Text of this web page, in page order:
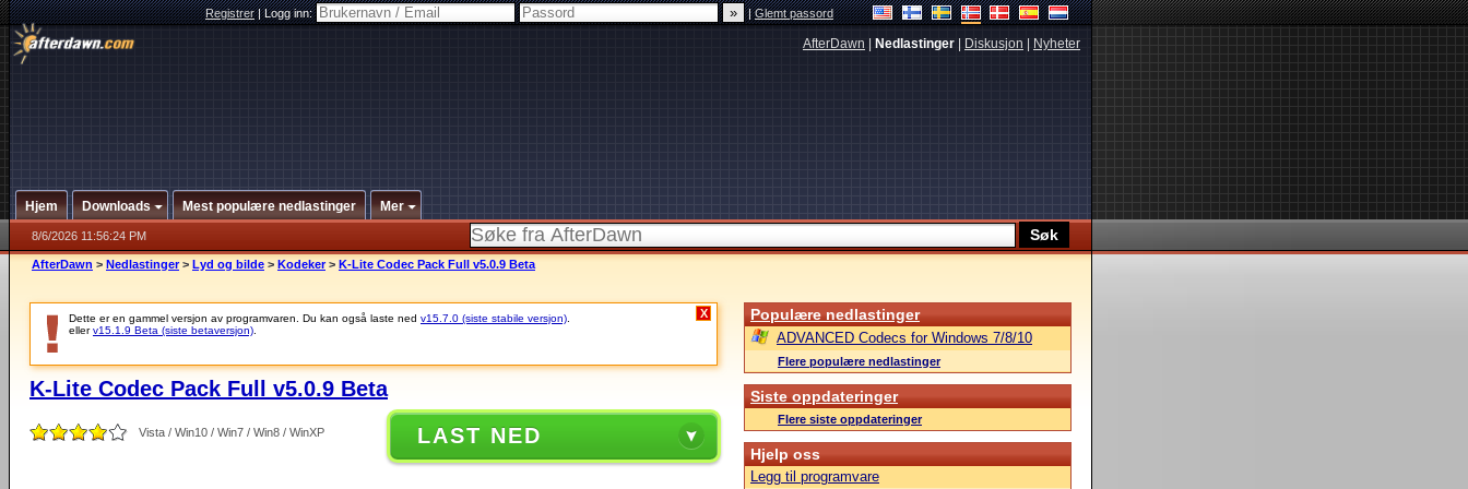
Registrer|Logg inn: |Glemt passord
AfterDawn Nedlastinger Diskusjon Nyheter
Hjem Downloads Mest populære nedlastinger Mer
8/6/2026 11:56:24 PM
AfterDawn > Nedlastinger > Lyd og bilde > Kodeker > K-Lite Codec Pack Full v5.0.9 Beta
Dette er en gammel versjon av programvaren. Du kan også laste ned v15.7.0 (siste stabile versjon)
ellerv15.1.9 Beta (siste betaversjon)
X
K-Lite Codec Pack Full v5.0.9 Beta
Vista / Win10 / Win7 / Win8 / WinXP LAST NED
Populære nedlastinger
ADVANCED Codecs for Windows 7/8/10
Flere populære nedlastinger
Siste oppdateringer
Flere siste oppdateringer
Hjelp oss
Legg til programvare